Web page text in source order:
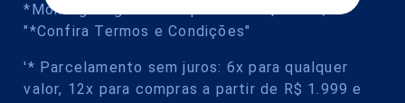
*Montagem gratuita a partir de R$ 5.000,00
"*Confira Termos e Condições"
'* Parcelamento sem juros: 6x para qualquer
valor, 12x para compras a partir de R$ 1.999 e